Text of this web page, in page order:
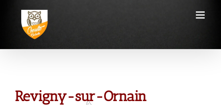
contenu
Revigny-sur-Ornain